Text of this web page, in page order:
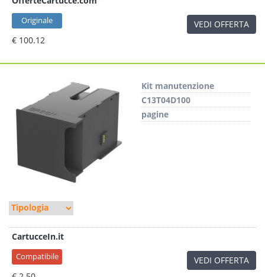
Originale
€ 100.12
VEDI OFFERTA
Kit manutenzione
C13T04D100
pagine
CartucceIn.it
Compatibile VEDI OFFERTA